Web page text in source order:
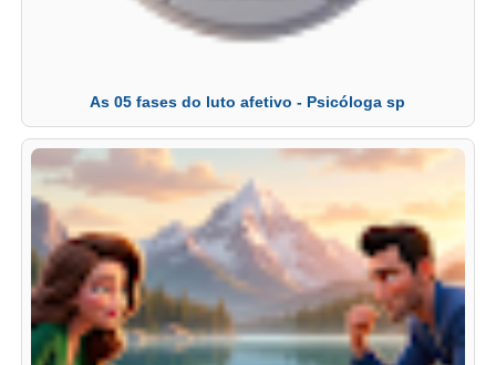
As 05 fases do luto afetivo - Psicóloga sp